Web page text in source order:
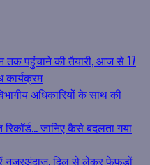
तक पहुंचाने की तैयारी, आज से 17
कार्यक्रम
अधिकारियों के साथ की
जानिए कैसे बदलता गया
नजरअंदाज, दिल से लेकर फेफड़ों